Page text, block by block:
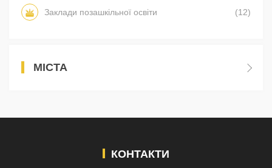
Заклади позашкільної освіти (12)
МІСТА
КОНТАКТИ